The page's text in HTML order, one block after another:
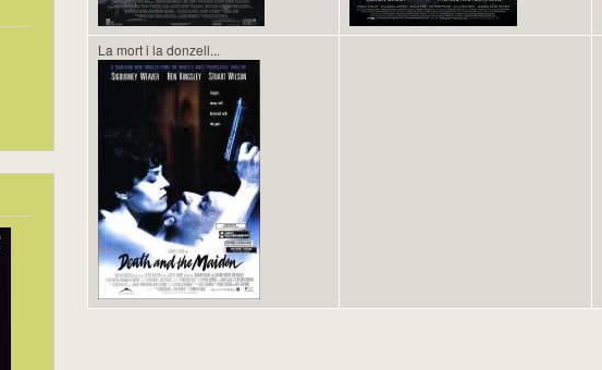
La mort i la donzell...